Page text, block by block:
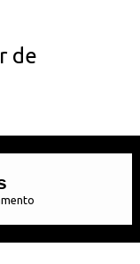
de